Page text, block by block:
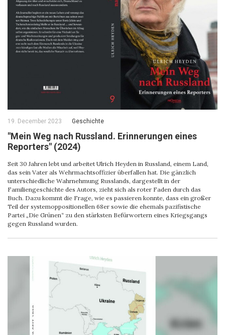
19. December 2023 Geschichte
"Mein Weg nach Russland. Erinnerungen eines
Reporters" (2024)
Seit 30 Jahren lebt und arbeitet Ulrich Heyden in Russland, einem Land,
das sein Vater als Wehrmachtsoffizier überfallen hat. Die gänzlich
unterschiedliche Wahrnehmung Russlands, dargestellt in der
Familiengeschichte des Autors, zieht sich als roter Faden durch das
Buch. Dazu kommt die Frage, wie es passieren konnte, dass ein großer
Teil der systemoppositionellen 68er sowie die ehemals pazifistische
Partei „Die Grünen“ zu den stärksten Befürwortern eines Kriegsgangs
gegen Russland wurden.